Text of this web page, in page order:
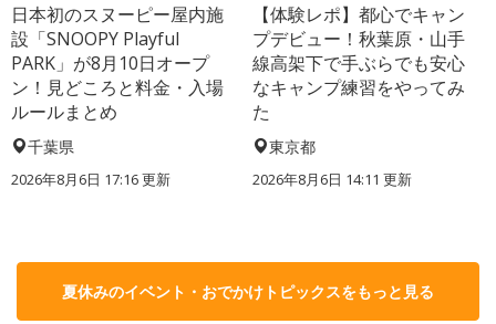
日本初のスヌーピー屋内施
設「SNOOPY Playful
PARK」が8月10日オープ
ン！見どころと料金・入場
ルールまとめ
千葉県
2026年8月6日 17:16更新
【体験レポ】都心でキャン
プデビュー！秋葉原・山手
線高架下で手ぶらでも安心
なキャンプ練習をやってみ
た
東京都
2026年8月6日 14:11 更新
夏休みのイベント・おでかけトピックスをもっと見る